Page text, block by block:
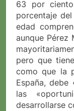
63 por
porcentaje
edad
aunque Pérez
pero que
como que la
España,
las
desarrollarse